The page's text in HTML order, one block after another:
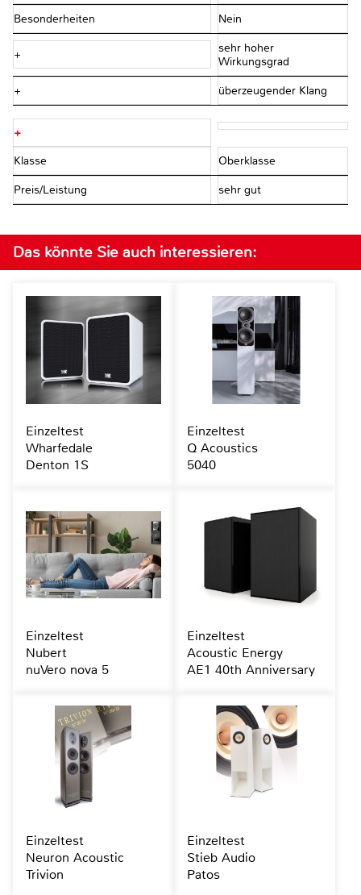
Besonderheiten Nein
+
sehr hoher
Wirkungsgrad
+ überzeugender Klang
+
Klasse Oberklasse
Preis/Leistung sehr gut
Das könnte Sie auch interessieren:
Einzeltest
Wharfedale
Denton 1S
Einzeltest
Q Acoustics
5040
Einzeltest
Nubert
nuVero nova 5
Einzeltest
Acoustic Energy
AE1 40th Anniversary
Einzeltest
Neuron Acoustic
Trivion
Einzeltest
Stieb Audio
Patos